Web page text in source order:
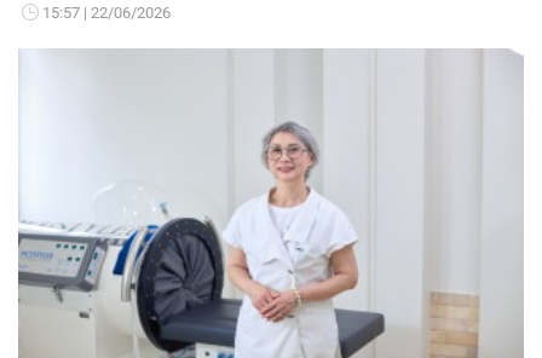
15:57 22/06/2026